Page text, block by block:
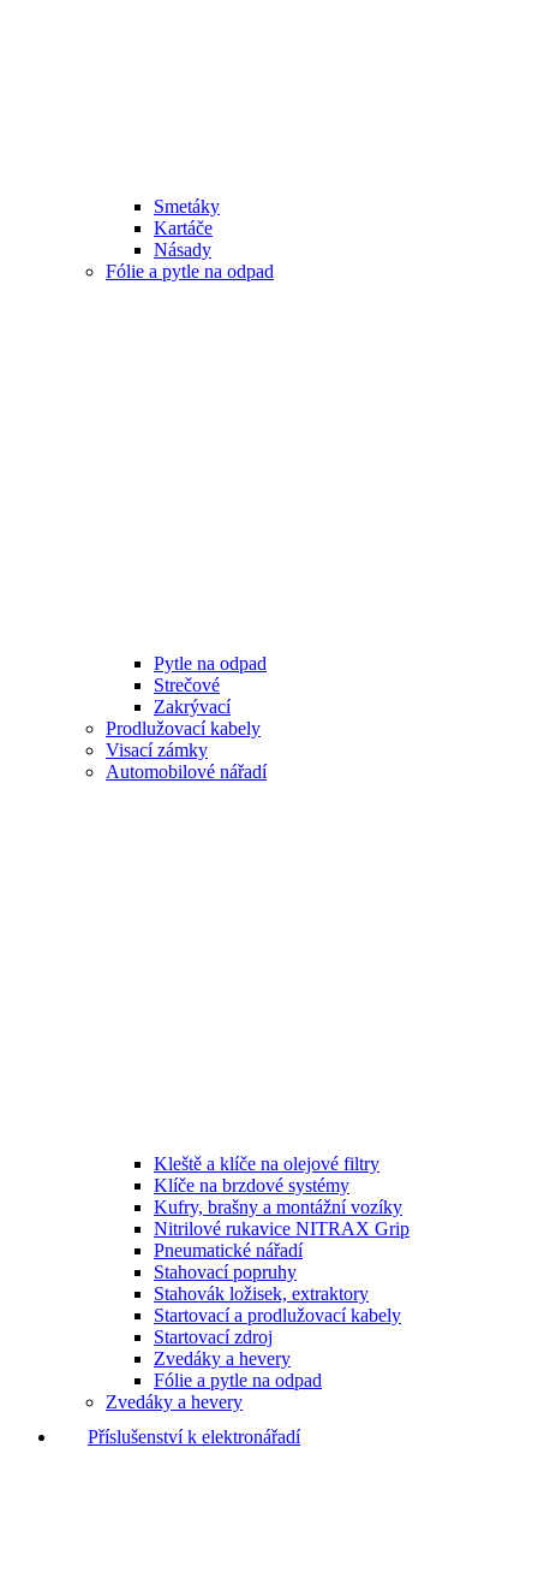
Smetáky
Kartáče
Násady
Fólie a pytle na odpad
Pytle na odpad
Strečové
Zakrývací
Prodlužovací kabely
Visací zámky
Automobilové nářadí
Kleště a klíče na olejové filtry
Klíče na brzdové systémy
Kufry, brašny a montážní vozíky
Nitrilové rukavice NITRAX Grip
Pneumatické nářadí
Stahovací popruhy
Stahovák ložisek, extraktory
Startovací a prodlužovací kabely
Startovací zdroj
Zvedáky a hevery
Fólie a pytle na odpad
Zvedáky a hevery
Příslušenství k elektronářadí